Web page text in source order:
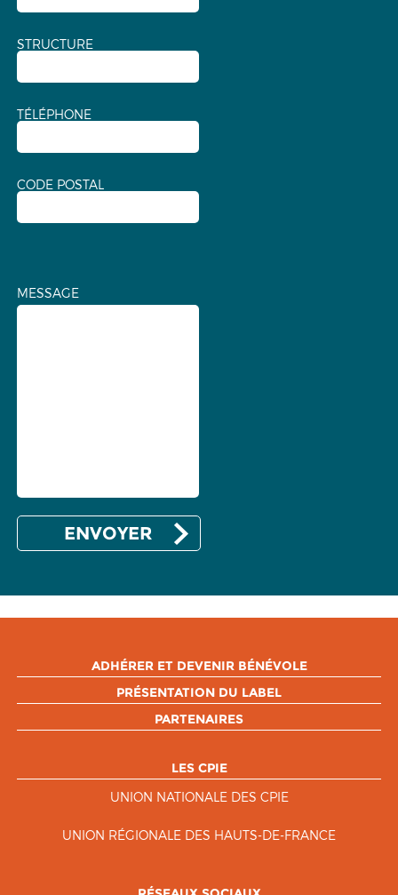
STRUCTURE
TÉLÉPHONE
CODE POSTAL
MESSAGE
ADHÉRER ET DEVENIR BÉNÉVOLE
PRÉSENTATION DU LABEL
PARTENAIRES
LES CPIE
UNION NATIONALE DES CPIE
UNION RÉGIONALE DES HAUTS-DE-FRANCE